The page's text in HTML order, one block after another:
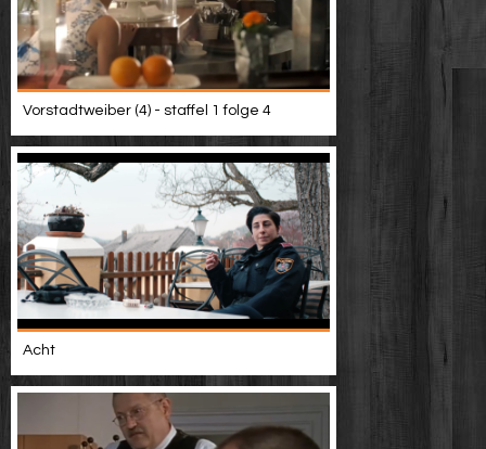
Vorstadtweiber (4) - staffel 1 folge 4
Acht